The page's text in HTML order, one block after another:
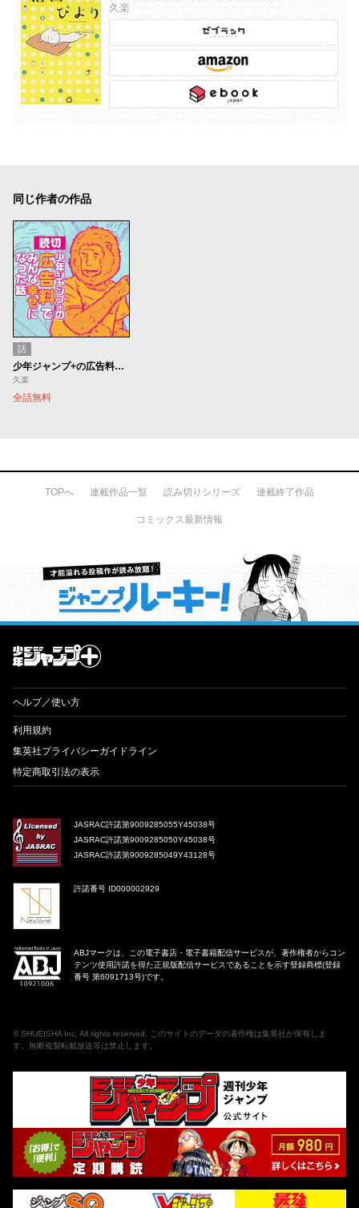
久楽
同じ作者の作品
話
少年ジャンプ+の広告料でみんな幸せになった話
久楽
全話無料
TOPへ 連載作品一覧 読み切りシリーズ 連載終了作品
コミックス最新情報
才能溢れる投稿作が読み放題！ ジャンプルーキー！
ヘルプ／使い方
利用規約
集英社プライバシーガイドライン
特定商取引法の表示
JASRAC許諾第9009285055Y45038号
JASRAC許諾第9009285050Y45038号
JASRAC許諾第9009285049Y43128号
許諾番号 ID000002929
ABJマークは、この電子書店・電子書籍配信サービスが、著作権者からコン
テンツ使用許諾を得た正規版配信サービスであることを示す登録商標(登録
番号 第6091713号)です。
© SHUEISHA Inc . All rights reserved. このサイトのデータの著作権は集英社が保有しま
す。無断複製転載放送等は禁止します。